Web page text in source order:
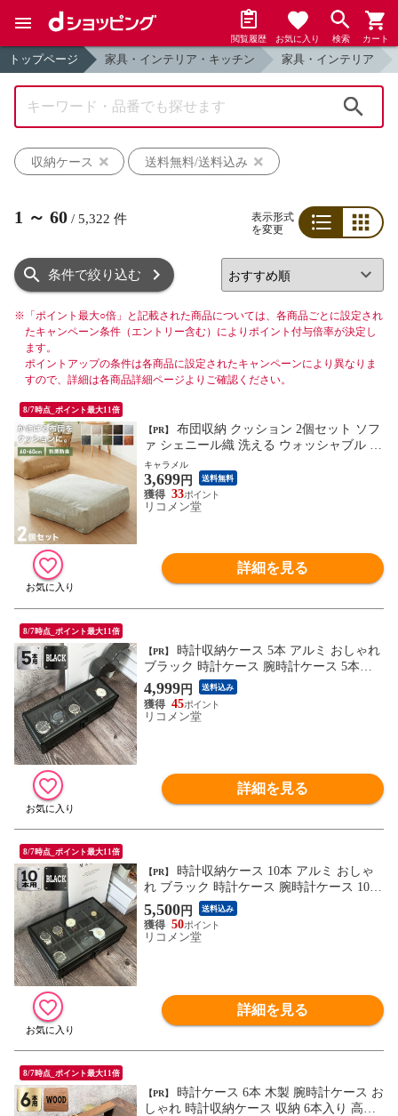
閲覧履歴 お気に入り 検索 カート
トップページ 家具・インテリア・キッチン 家具・インテリア
収納ケース
送料無料/送料込み
1 ～ 60 / 5,322 件
表示形式
を変更
条件で絞り込む
※ 「ポイント最大○倍」と記載された商品については、各商品ごとに設定され
たキャンペーン条件（エントリー含む）によりポイント付与倍率が決定し
ます。
ポイントアップの条件は各商品に設定されたキャンペーンにより異なりま
すので、詳細は各商品詳細ページよりご確認ください。
8/7時点_ポイント最大11倍
【PR】
ァ シェニール織 洗える ウォッシャブル 北
欧 おしゃれ 布団収納ケース 布団 クッショ
ンになる 収納 カバー ケース 座布団 布団
収納袋 ファブリック 敷布団 掛布団 【送料
無料】
キャラメル
3,699円 送料無料
33
リコメン堂
詳細を見る
8/7時点_ポイント最大11倍
【PR】
ブラック 時計ケース 腕時計ケース 5本入
り クッション付き ギフト プレゼント イン
テリア コレクション 高級 ウォッチケース
収納 ケース 腕時計 時計 ビジネス【送料無
4,999円 送料込み
45
リコメン堂
詳細を見る
8/7時点_ポイント最大11倍
【PR】
れ ブラック 時計ケース 腕時計ケース 10本
入り クッション付き ギフト プレゼント イ
ンテリア コレクション 高級 ウォッチケー
ス 収納 ケース 腕時計 時計 ビジネス【送
5,500円 送料込み
50
リコメン堂
詳細を見る
8/7時点_ポイント最大11倍
【PR】
しゃれ 時計収納ケース 収納 6本入り 高級